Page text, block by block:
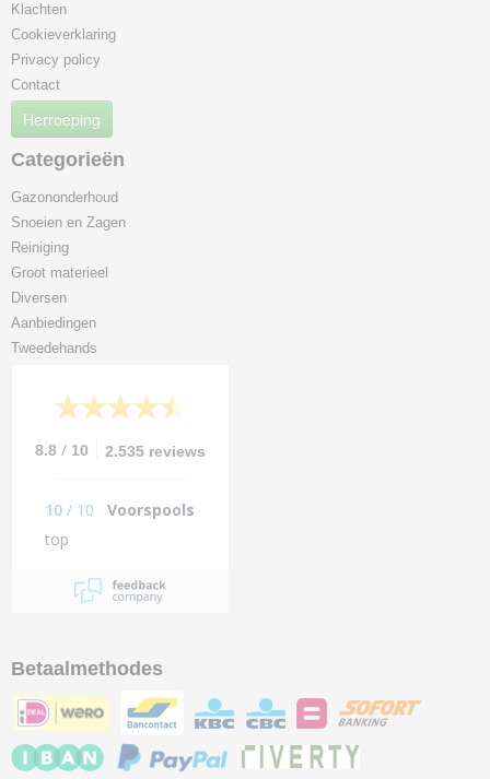
Klachten
Cookieverklaring
Privacy policy
Contact
Herroeping
Categorieën
Gazononderhoud
Snoeien en Zagen
Reiniging
Groot materieel
Diversen
Aanbiedingen
Tweedehands
8.8 / 10 2.535 reviews
10 / 10
Voorspools
top
Betaalmethodes